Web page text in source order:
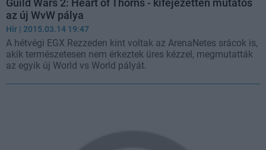
Guild Wars 2: Heart of Thorns - kifejezetten mutatós
az új WvW pálya
Hír | 2015.03.14 19:47
A hétvégi EGX Rezzeden kint voltak az ArenaNetes srácok is,
akik természetesen nem érkeztek üres kézzel, megmutatták
az egyik új World vs World pályát.